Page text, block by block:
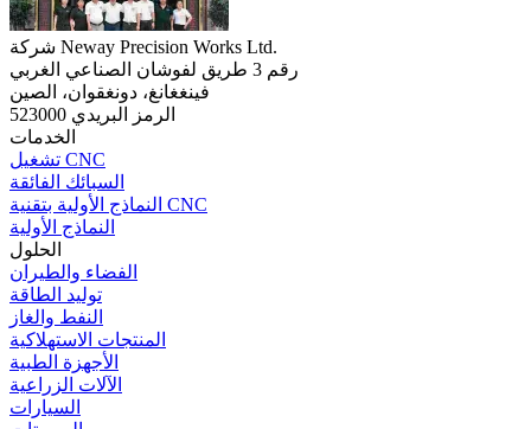
شركة Neway Precision Works Ltd.
رقم 3 طريق لفوشان الصناعي الغربي
فينغغانغ، دونغقوان، الصين
الرمز البريدي 523000
الخدمات
تشغيل CNC
السبائك الفائقة
النماذج الأولية بتقنية CNC
النماذج الأولية
الحلول
الفضاء والطيران
توليد الطاقة
النفط والغاز
المنتجات الاستهلاكية
الأجهزة الطبية
الآلات الزراعية
السيارات